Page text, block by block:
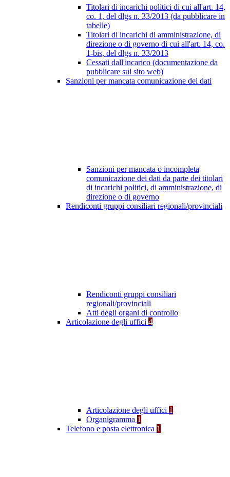
Titolari di incarichi politici di cui all'art. 14,
co. 1, del dlgs n. 33/2013 (da pubblicare in
tabelle)
Titolari di incarichi di amministrazione, di
direzione o di governo di cui all'art. 14, co.
1-bis, del dlgs n. 33/2013
Cessati dall'incarico (documentazione da
pubblicare sul sito web)
Sanzioni per mancata comunicazione dei dati
Sanzioni per mancata o incompleta
comunicazione dei dati da parte dei titolari
di incarichi politici, di amministrazione, di
direzione o di governo
Rendiconti gruppi consiliari regionali/provinciali
Rendiconti gruppi consiliari
regionali/provinciali
Atti degli organi di controllo
Articolazione degli uffici 4
Articolazione degli uffici 1
Organigramma 1
Telefono e posta elettronica 1